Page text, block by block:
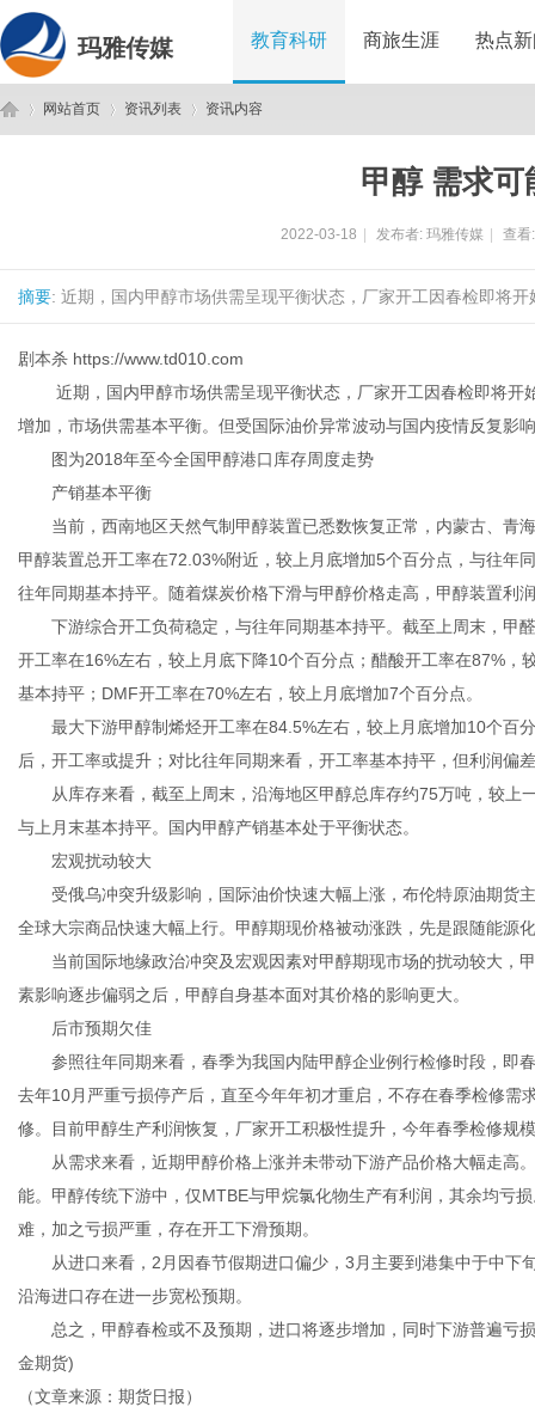
玛雅传媒 教育科研 商旅生涯 热点
网站首页 资讯列表 资讯内容
甲醇 需求可
2022-03-18 发布者: 玛雅传媒 查
摘要: 近期，国内甲醇市场供需呈现平衡状态，厂家开工因春检即将
剧本杀 https://www.td010.com
近期，国内甲醇市场供需呈现平衡状态，厂家开工因春检即将开
增加，市场供需基本平衡。但受国际油价异常波动与国内疫情反复影
图为2018年至今全国甲醇港口库存周度走势
产销基本平衡
当前，西南地区天然气制甲醇装置已悉数恢复正常，内蒙古、青
甲醇装置总开工率在72.03%附近，较上月底增加5个百分点，与往年
往年同期基本持平。随着煤炭价格下滑与甲醇价格走高，甲醇装置利
下游综合开工负荷稳定，与往年同期基本持平。截至上周末，甲
开工率在16%左右，较上月底下降10个百分点；醋酸开工率在87%
基本持平；DMF开工率在70%左右，较上月底增加7个百分点。
最大下游甲醇制烯烃开工率在84.5%左右，较上月底增加10个百
后，开工率或提升；对比往年同期来看，开工率基本持平，但利润偏
从库存来看，截至上周末，沿海地区甲醇总库存约75万吨，较上
与上月末基本持平。国内甲醇产销基本处于平衡状态。
宏观扰动较大
受俄乌冲突升级影响，国际油价快速大幅上涨，布伦特原油期货
全球大宗商品快速大幅上行。甲醇期现价格被动涨跌，先是跟随能源
当前国际地缘政治冲突及宏观因素对甲醇期现市场的扰动较大，
素影响逐步偏弱之后，甲醇自身基本面对其价格的影响更大。
后市预期欠佳
参照往年同期来看，春季为我国内陆甲醇企业例行检修时段，即
去年10月严重亏损停产后，直至今年年初才重启，不存在春季检修
修。目前甲醇生产利润恢复，厂家开工积极性提升，今年春季检修规
从需求来看，近期甲醇价格上涨并未带动下游产品价格大幅走高
能。甲醇传统下游中，仅MTBE与甲烷氯化物生产有利润，其余均亏
难，加之亏损严重，存在开工下滑预期。
从进口来看，2月因春节假期进口偏少，3月主要到港集中于中下
沿海进口存在进一步宽松预期。
总之，甲醇春检或不及预期，进口将逐步增加，同时下游普遍亏
金期货)
（文章来源：期货日报）